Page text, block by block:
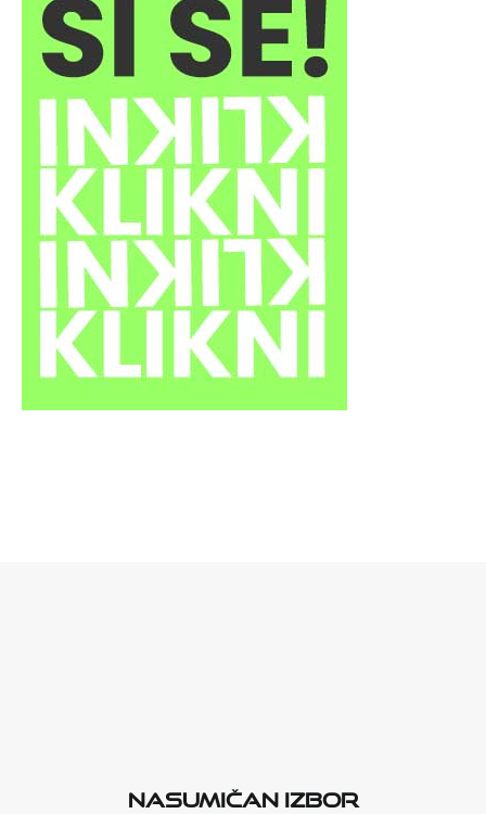
Nasumičan izbor